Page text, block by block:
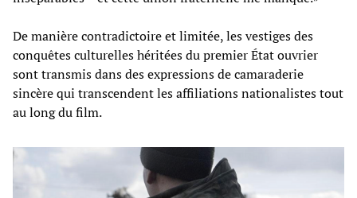
De manière contradictoire et limitée, les vestiges des
conquêtes culturelles héritées du premier État ouvrier
sont transmis dans des expressions de camaraderie
sincère qui transcendent les affiliations nationalistes tout
au long du film.